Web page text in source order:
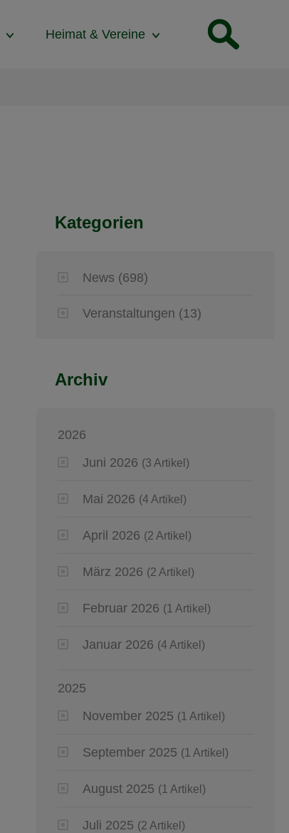
Heimat & Vereine
Kategorien
News (698)
Veranstaltungen (13)
Archiv
2026
Juni 2026 (3 Artikel)
Mai 2026 (4 Artikel)
April 2026 (2 Artikel)
März 2026 (2 Artikel)
Februar 2026 (1 Artikel)
Januar 2026 (4 Artikel)
2025
November 2025 (1 Artikel)
September 2025 (1 Artikel)
August 2025 (1 Artikel)
Juli 2025 (2 Artikel)